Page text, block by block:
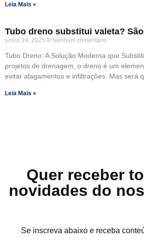
Leia Mais »
Tubo dreno substitui valeta?
junho 24, 2025 Nenhum comentário
Tubo Dreno: A Solução Moderna que
projetos de drenagem, o dreno é um
evitar alagamentos e infiltrações. Mas será
Leia Mais »
Quer receber
novidades do
Se inscreva abaixo e receba